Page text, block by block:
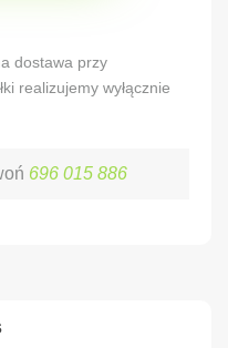
dostawa przy
realizujemy wyłącznie
696 015 886